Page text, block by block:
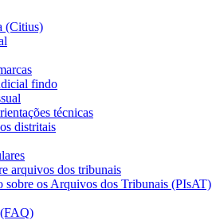
(Citius)
findo
técnicas
distritais
arquivos dos tribunais
sobre os Arquivos dos Tribunais (PIsAT)